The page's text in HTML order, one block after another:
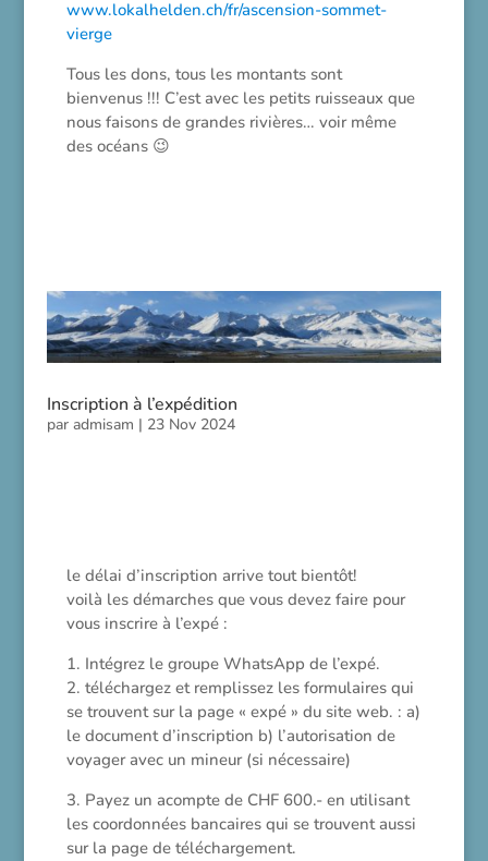
www.lokalhelden.ch/fr/ascension-sommet-
vierge
Tous les dons, tous les montants sont
bienvenus !!! C’est avec les petits ruisseaux que
nous faisons de grandes rivières… voir même
des océans 😉
Inscription à l’expédition
par admisam | 23 Nov 2024
le délai d’inscription arrive tout bientôt!
voilà les démarches que vous devez faire pour
vous inscrire à l’expé :
1. Intégrez le groupe WhatsApp de l’expé.
2. téléchargez et remplissez les formulaires qui
se trouvent sur la page « expé » du site web. : a)
le document d’inscription b) l’autorisation de
voyager avec un mineur (si nécessaire)
3. Payez un acompte de CHF 600.- en utilisant
les coordonnées bancaires qui se trouvent aussi
sur la page de téléchargement.